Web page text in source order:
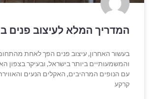
המדריך המלא לעיצוב פנים
בעשור האחרון, עיצוב פנים הפך לאחת
והמשמעותיים ביותר בישראל, ובעיקר בצפון
עם הנופים המרהיבים, האקלים הנעים
קרקע